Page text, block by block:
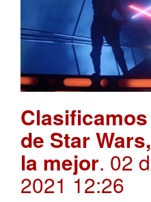
de Star
la mejor. 02
2021 12:26